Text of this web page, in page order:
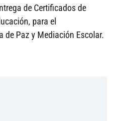
de Certificados de
para el
de Paz y Mediación Escolar.